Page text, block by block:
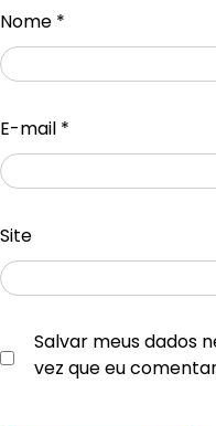
Nome *
E-mail *
Site
Salvar meus dados
vez que eu